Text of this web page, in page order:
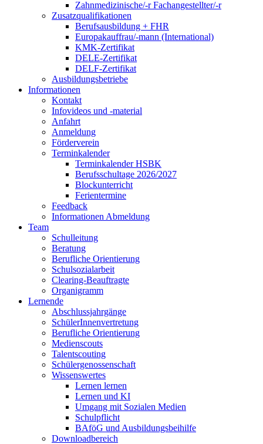
Zahnmedizinische/-r Fachangestellter/-r
Zusatzqualifikationen
Berufsausbildung + FHR
Europakauffrau/-mann (International)
KMK-Zertifikat
DELE-Zertifikat
DELF-Zertifikat
Ausbildungsbetriebe
Informationen
Kontakt
Infovideos und -material
Anfahrt
Anmeldung
Förderverein
Terminkalender
Terminkalender HSBK
Berufsschultage 2026/2027
Blockunterricht
Ferientermine
Feedback
Informationen Abmeldung
Team
Schulleitung
Beratung
Berufliche Orientierung
Schulsozialarbeit
Clearing-Beauftragte
Organigramm
Lernende
Abschlussjahrgänge
SchülerInnenvertretung
Berufliche Orientierung
Medienscouts
Talentscouting
Schüler­genossen­schaft
Wissenswertes
Lernen lernen
Lernen und KI
Umgang mit Sozialen Medien
Schulpflicht
BAföG und Ausbildungsbeihilfe
Downloadbereich